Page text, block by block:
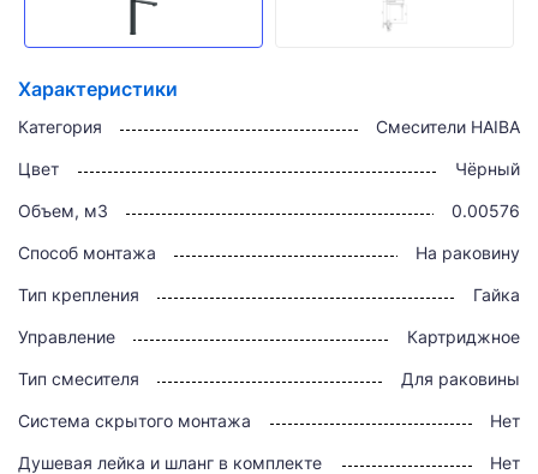
Характеристики
Категория Смесители HAIBA
Цвет Чёрный
Объем, м3 0.00576
Способ монтажа На раковину
Тип крепления Гайка
Управление Картриджное
Тип смесителя Для раковины
Система скрытого монтажа Нет
Душевая лейка и шланг в комплекте Нет